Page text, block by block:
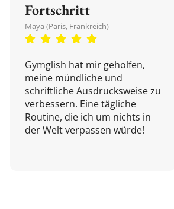
Fortschritt
Maya (Paris, Frankreich)
Gymglish hat mir geholfen,
meine mündliche und
schriftliche Ausdrucksweise zu
verbessern. Eine tägliche
Routine, die ich um nichts in
der Welt verpassen würde!